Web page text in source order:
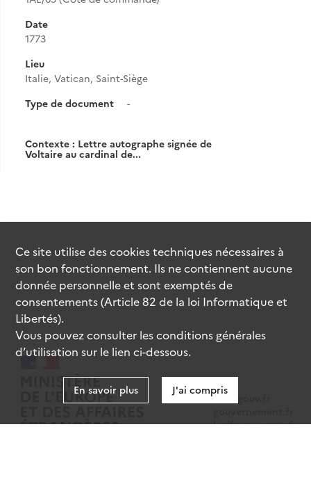
Date
1773
Lieu
Italie, Vatican, Saint-Siège
Type de document
-
Contexte : Lettre autographe signée de
Voltaire au cardinal de...
data.gouv.fr
legifrance.gouv.fr
Ce site utilise descookiestechniques nécessaires à
son bon fonctionnement. Ils ne contiennent aucune
donnée personnelle et sont exemptés de
consentements (Article 82 de la loi Informatique et
Libertés).
Vous pouvez consulter les conditions générales
d’utilisation sur le lien ci-dessous.
En savoir plus J'ai compris